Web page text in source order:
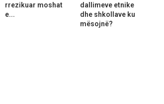
rrezikuar moshat
e...
dallimeve etnike
dhe shkollave ku
mësojnë?